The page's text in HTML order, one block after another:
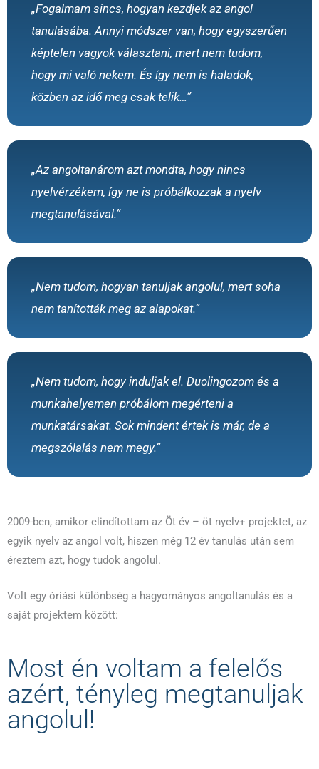
„Fogalmam sincs, hogyan kezdjek az angol
tanulásába. Annyi módszer van, hogy egyszerűen
képtelen vagyok választani, mert nem tudom,
hogy mi való nekem. És így nem is haladok,
közben az idő meg csak telik…”
„Az angoltanárom azt mondta, hogy nincs
nyelvérzékem, így ne is próbálkozzak a nyelv
megtanulásával.”
„Nem tudom, hogyan tanuljak angolul, mert soha
nem tanították meg az alapokat.”
„Nem tudom, hogy induljak el. Duolingozom és a
munkahelyemen próbálom megérteni a
munkatársakat. Sok mindent értek is már, de a
megszólalás nem megy.”
2009-ben, amikor elindítottam az Öt év – öt nyelv+ projektet, az
egyik nyelv az angol volt, hiszen még 12 év tanulás után sem
éreztem azt, hogy tudok angolul.
Volt egy óriási különbség a hagyományos angoltanulás és a
saját projektem között:
Most én voltam a felelős
azért, tényleg megtanuljak
angolul!